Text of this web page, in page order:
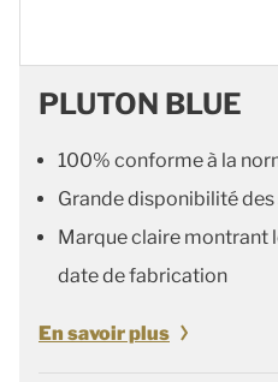
PLUTON BLUE
100% conforme à la
Grande disponibilité
Marque claire montrant
date de fabrication
En savoir plus